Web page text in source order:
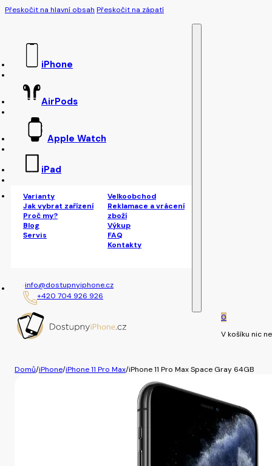
Přeskočit na hlavní obsah Přeskočit na zápatí
iPhone
AirPods
Apple Watch
iPad
Varianty
Jak vybrat zařízení
Proč my?
Blog
Servis
Velkoobchod
Reklamace a vrácení
zboží
Výkup
FAQ
Kontakty
info@dostupnyiphone.cz
+420 704 926 926
0
V košíku nic
Domů/iPhone/iPhone 11 Pro Max/iPhone 11 Pro Max Space Gray 64GB